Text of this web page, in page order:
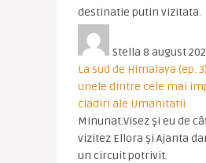
destinatie putin vizitata.
Stella 8 august
La sud de Himalaya (ep.
unele dintre cele mai
cladiri ale Umanitatii
Minunat.Visez și eu de
vizitez Ellora și Ajanta
un circuit potrivit.